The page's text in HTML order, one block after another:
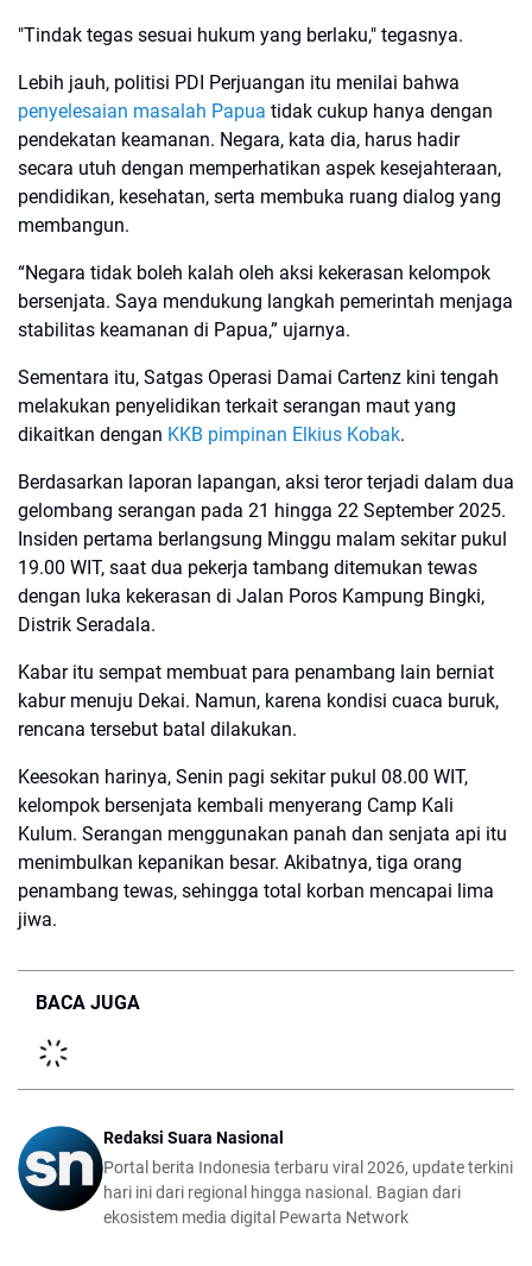
"Tindak tegas sesuai hukum yang berlaku," tegasnya.
Lebih jauh, politisi PDI Perjuangan itu menilai bahwa
penyelesaian masalah Papua tidak cukup hanya dengan
pendekatan keamanan. Negara, kata dia, harus hadir
secara utuh dengan memperhatikan aspek kesejahteraan,
pendidikan, kesehatan, serta membuka ruang dialog yang
membangun.
“Negara tidak boleh kalah oleh aksi kekerasan kelompok
bersenjata. Saya mendukung langkah pemerintah menjaga
stabilitas keamanan di Papua,” ujarnya.
Sementara itu, Satgas Operasi Damai Cartenz kini tengah
melakukan penyelidikan terkait serangan maut yang
dikaitkan dengan KKB pimpinan Elkius Kobak.
Berdasarkan laporan lapangan, aksi teror terjadi dalam dua
gelombang serangan pada 21 hingga 22 September 2025.
Insiden pertama berlangsung Minggu malam sekitar pukul
19.00 WIT, saat dua pekerja tambang ditemukan tewas
dengan luka kekerasan di Jalan Poros Kampung Bingki,
Distrik Seradala.
Kabar itu sempat membuat para penambang lain berniat
kabur menuju Dekai. Namun, karena kondisi cuaca buruk,
rencana tersebut batal dilakukan.
Keesokan harinya, Senin pagi sekitar pukul 08.00 WIT,
kelompok bersenjata kembali menyerang Camp Kali
Kulum. Serangan menggunakan panah dan senjata api itu
menimbulkan kepanikan besar. Akibatnya, tiga orang
penambang tewas, sehingga total korban mencapai lima
jiwa.
BACA JUGA
Redaksi Suara Nasional
Portal berita Indonesia terbaru viral 2026, update terkini
hari ini dari regional hingga nasional. Bagian dari
ekosistem media digital Pewarta Network